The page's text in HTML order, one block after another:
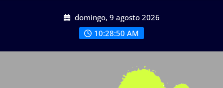
domingo, 9 agosto 2026
10:28:52 AM